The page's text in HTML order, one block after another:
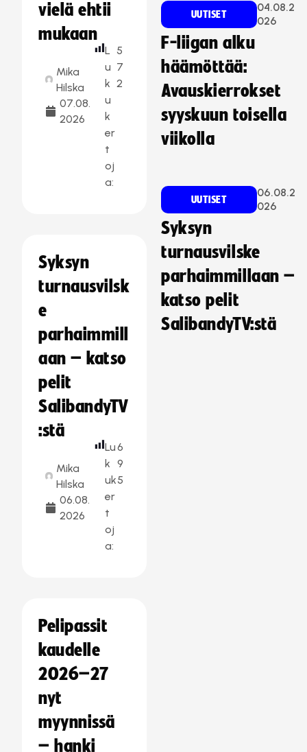
vielä ehtii
mukaan
Mika
Hilska
07.08.
2026
L
u
k
u
k
er
t
oj
a:
5
7
2
Syksyn
turnausvilsk
e
parhaimmill
aan – katso
pelit
SalibandyTV
:stä
Mika
Hilska
06.08.
2026
Lu
k
uk
er
t
oj
a:
6
9
5
Pelipassit
kaudelle
2026–27
nyt
myynnissä
– hanki
UUTISET
04.08.2
026
F-liigan alku
häämöttää:
Avauskierrokset
syyskuun toisella
viikolla
UUTISET
06.08.2
026
Syksyn
turnausvilske
parhaimmillaan –
katso pelit
SalibandyTV:stä